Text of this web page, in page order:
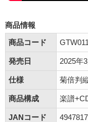
商品情報
商品コード
発売日 2025年
仕様 菊倍判
商品構成 楽譜
JANコード